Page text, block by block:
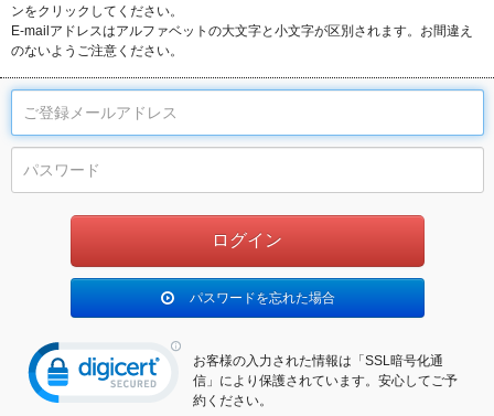
ンをクリックしてください。
E-mailアドレスはアルファベットの大文字と小文字が区別されます。お間違え
のないようご注意ください。
パスワードを忘れた場合
お客様の入力された情報は「SSL暗号化通
信」により保護されています。安心してご予
約ください。